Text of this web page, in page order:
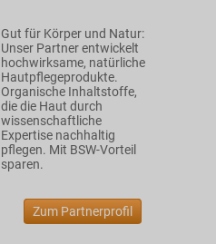
Gut für Körper und Natur:
Unser Partner entwickelt
hochwirksame, natürliche
Hautpflegeprodukte.
Organische Inhaltstoffe,
die die Haut durch
wissenschaftliche
Expertise nachhaltig
pflegen. Mit BSW-Vorteil
sparen.
Zum Partnerprofil